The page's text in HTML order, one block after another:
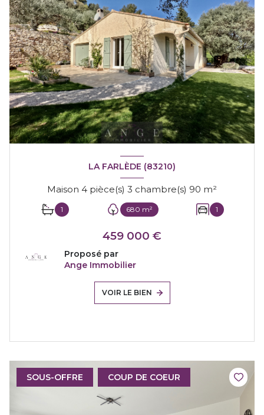
LA FARLÈDE (83210)
Maison 4 pièce(s) 3 chambre(s) 90 m²
1 680 m² 1
459 000 €
Proposé par
Ange Immobilier
VOIR LE BIEN
SOUS-OFFRE COUP DE COEUR